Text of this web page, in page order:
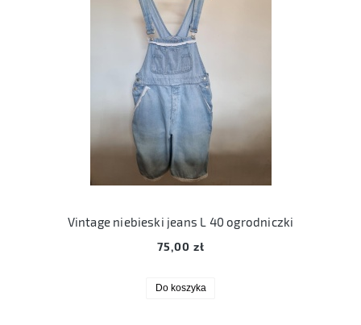
Vintage niebieski jeans L 40 ogrodniczki
75,00 zł
Do koszyka